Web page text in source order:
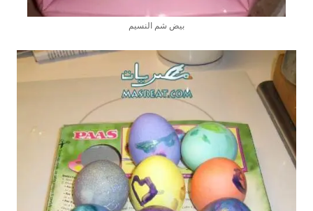
بيض شم النسيم